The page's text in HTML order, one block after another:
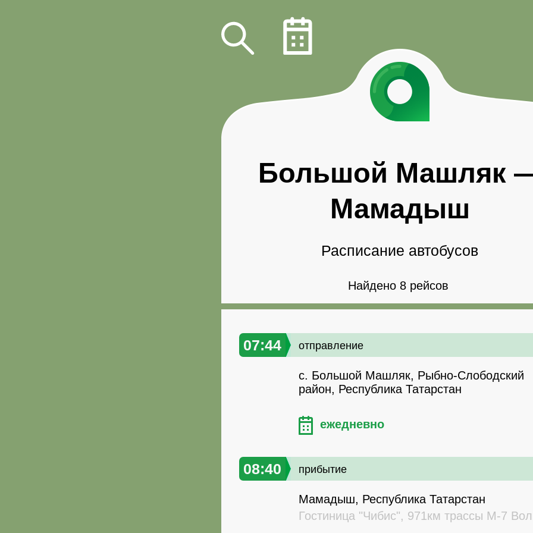
Большой Машляк
Мамадыш
Расписание автобусов
Найдено 8 рейсов
07:44 отправление
с. Большой Машляк, Рыбно-Слободский
район, Республика Татарстан
ежедневно
08:40 прибытие
Мамадыш, Республика Татарстан
Гостиница "Чибис", 971км трассы М-7